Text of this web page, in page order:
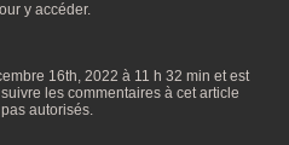
y accéder.
16th, 2022 à 11 h 32 min et est
les commentaires à cet article
autorisés.